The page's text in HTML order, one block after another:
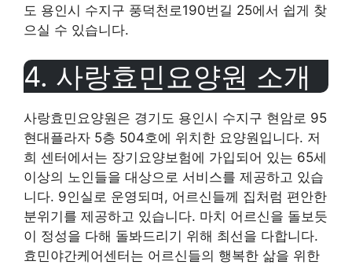
도 용인시 수지구 풍덕천로190번길 25에서 쉽게 찾
으실 수 있습니다.
4. 사랑효민요양원 소개
사랑효민요양원은 경기도 용인시 수지구 현암로 95
현대플라자 5층 504호에 위치한 요양원입니다. 저
희 센터에서는 장기요양보험에 가입되어 있는 65세
이상의 노인들을 대상으로 서비스를 제공하고 있습
니다. 9인실로 운영되며, 어르신들께 집처럼 편안한
분위기를 제공하고 있습니다. 마치 어르신을 돌보듯
이 정성을 다해 돌봐드리기 위해 최선을 다합니다.
효민야간케어센터는 어르신들의 행복한 삶을 위한